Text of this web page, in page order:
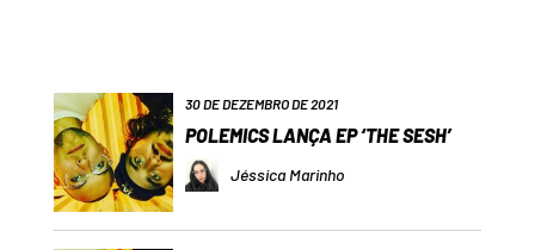
30 DE DEZEMBRO DE 2021
POLEMICS LANÇA EP ‘THE SESH’
Jéssica Marinho